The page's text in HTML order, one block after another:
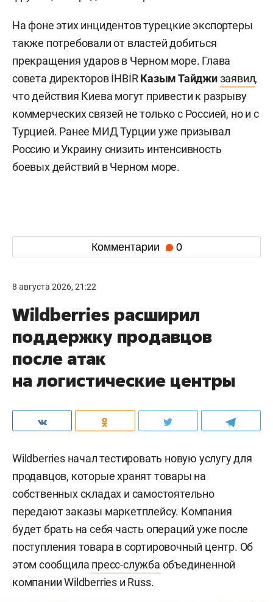
На фоне этих инцидентов турецкие экспортеры
также потребовали от властей добиться
прекращения ударов в Черном море. Глава
совета директоров İHBİRКазым Тайджизаявил,
что действия Киева могут привести к разрыву
коммерческих связей не только с Россией, но и с
Турцией. Ранее МИД Турции уже призывал
Россию и Украину снизить интенсивность
боевых действий в Черном море.
Комментарии 0
8 августа 2026, 21:22
Wildberries расширил
поддержку продавцов
после атак
на логистические центры
Wildberries начал тестировать новую услугу для
продавцов, которые хранят товары на
собственных складах и самостоятельно
передают заказы маркетплейсу. Компания
будет брать на себя часть операций уже после
поступления товара в сортировочный центр. Об
этом сообщила пресс-служба объединенной
компании Wildberries и Russ.